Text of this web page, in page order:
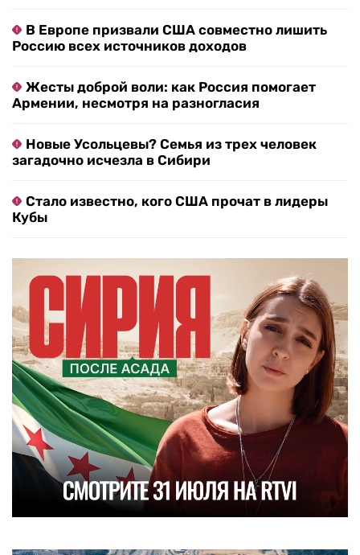
В Европе призвали США совместно лишить
Россию всех источников доходов
Жесты доброй воли: как Россия помогает
Армении, несмотря на разногласия
Новые Усольцевы? Семья из трех человек
загадочно исчезла в Сибири
Стало известно, кого США прочат в лидеры
Кубы